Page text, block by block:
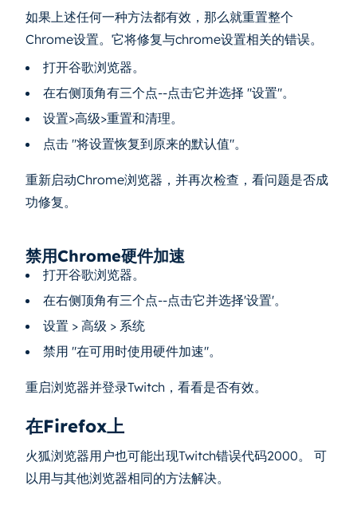
如果上述任何一种方法都有效，那么就重置整个
Chrome设置。它将修复与chrome设置相关的错误。
打开谷歌浏览器。
在右侧顶角有三个点--点击它并选择 "设置"。
设置>高级>重置和清理。
点击 "将设置恢复到原来的默认值"。
重新启动Chrome浏览器，并再次检查，看问题是否成
功修复。
禁用Chrome硬件加速
打开谷歌浏览器。
在右侧顶角有三个点--点击它并选择'设置'。
设置 > 高级 > 系统
禁用 "在可用时使用硬件加速"。
重启浏览器并登录Twitch，看看是否有效。
在Firefox上
火狐浏览器用户也可能出现Twitch错误代码2000。 可
以用与其他浏览器相同的方法解决。